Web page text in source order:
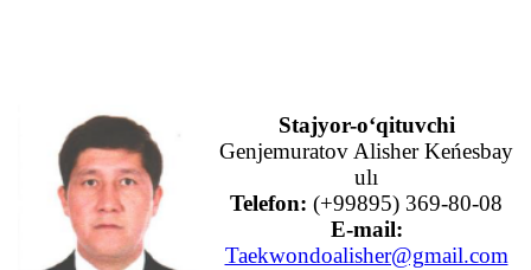
Stajyor-o‘qituvchi
Genjemuratov Alisher Keńesbay
ulı
Telefon: (+99895) 369-80-08
E-mail:
Taekwondoalisher@gmail.com